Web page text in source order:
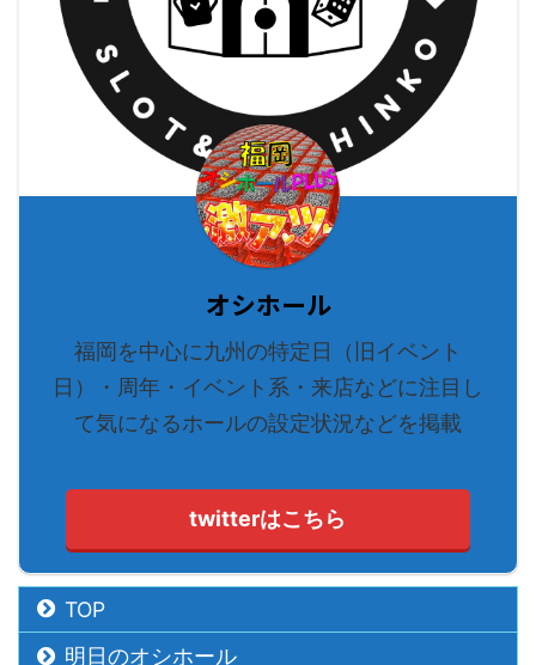
オシホール
福岡を中心に九州の特定日（旧イベント
日）・周年・イベント系・来店などに注目し
て気になるホールの設定状況などを掲載
twitterはこちら
TOP
明日のオシホール